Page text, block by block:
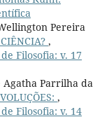
Pereira
,
Filosofia: v. 17
Agatha Parrilha da
,
Filosofia: v. 14